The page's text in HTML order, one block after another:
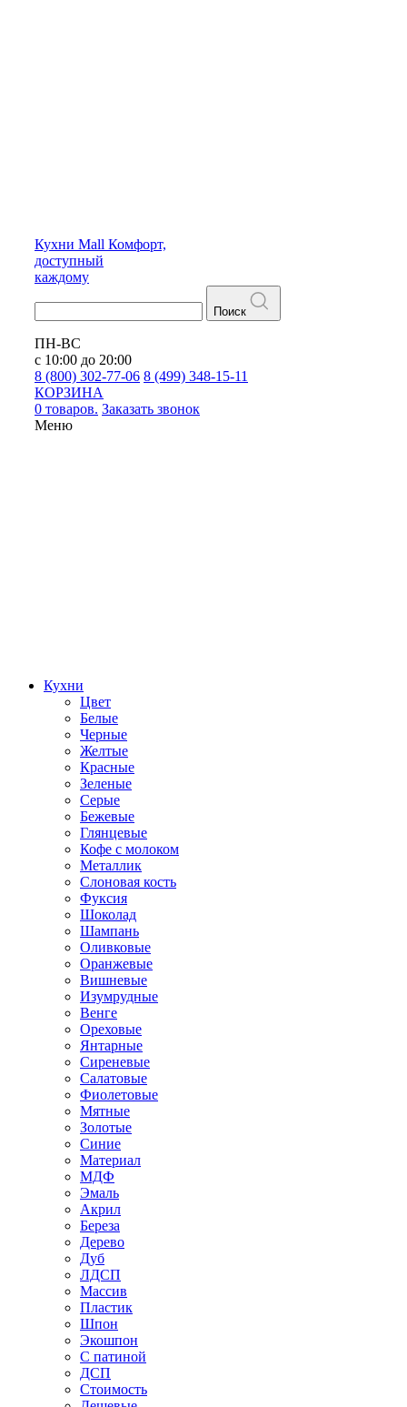
Кухни Mall Комфорт,
доступный
каждому
Поиск
ПН-ВС
с 10:00 до 20:00
8 (800) 302-77-06 8 (499) 348-15-11
КОРЗИНА
0 товаров. Заказать звонок
Меню
Кухни
Цвет
Белые
Черные
Желтые
Красные
Зеленые
Серые
Бежевые
Глянцевые
Кофе с молоком
Металлик
Слоновая кость
Фуксия
Шоколад
Шампань
Оливковые
Оранжевые
Вишневые
Изумрудные
Венге
Ореховые
Янтарные
Сиреневые
Салатовые
Фиолетовые
Мятные
Золотые
Синие
Материал
МДФ
Эмаль
Акрил
Береза
Дерево
Дуб
ЛДСП
Массив
Пластик
Шпон
Экошпон
С патиной
ДСП
Стоимость